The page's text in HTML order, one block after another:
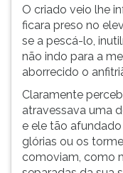
O criado veio lhe
ficara preso no
se a pescá-lo,
não indo para a
aborrecido o
Claramente
atravessava uma
e ele tão
glórias ou os
comoviam, como